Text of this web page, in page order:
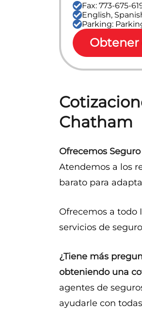
Fax: 773-675-
English,
Parking:
Obtener
Chatham
Ofrecemos
Atendemos a los
barato para
Ofrecemos a todo
servicios de
¿Tiene más
obteniendo una
agentes de
ayudarle con